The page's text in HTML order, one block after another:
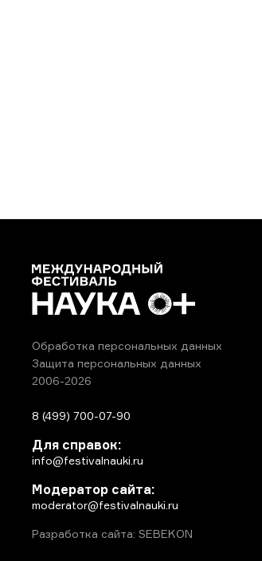
Обработка персональных данных
Защита персональных данных
2006-2026
8 (499) 700-07-90
Для справок:
info@festivalnauki.ru
Модератор сайта:
moderator@festivalnauki.ru
Разработка сайта: SEBEKON